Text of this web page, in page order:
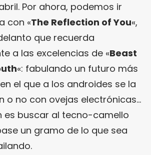
Por ahora, podemos ir
con «The Reflection of You«,
que recuerda
a las excelencias de «Beast
«: fabulando un futuro más
el que a los androides se la
o no con ovejas electrónicas…
es buscar al tecno-camello
un gramo de lo que sea